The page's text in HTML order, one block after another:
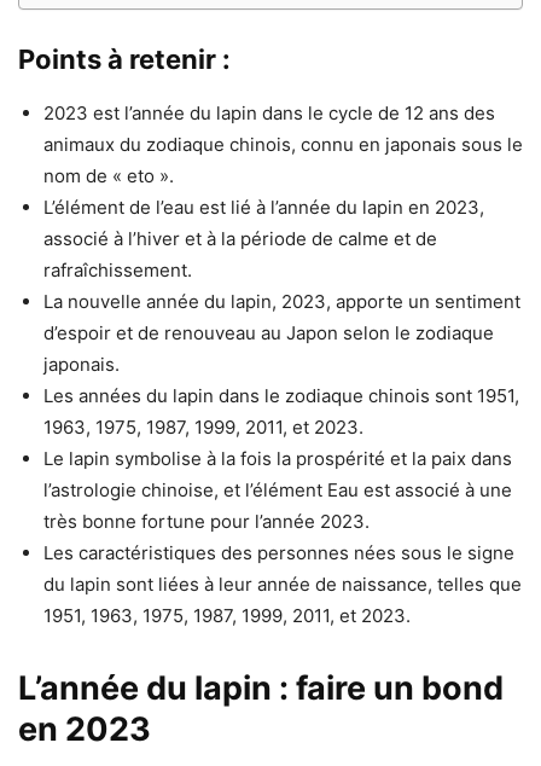
Points à retenir :
2023 est l’année du lapin dans le cycle de 12 ans des
animaux du zodiaque chinois, connu en japonais sous le
nom de « eto ».
L’élément de l’eau est lié à l’année du lapin en 2023,
associé à l’hiver et à la période de calme et de
rafraîchissement.
La nouvelle année du lapin, 2023, apporte un sentiment
d’espoir et de renouveau au Japon selon le zodiaque
japonais.
Les années du lapin dans le zodiaque chinois sont 1951,
1963, 1975, 1987, 1999, 2011, et 2023.
Le lapin symbolise à la fois la prospérité et la paix dans
l’astrologie chinoise, et l’élément Eau est associé à une
très bonne fortune pour l’année 2023.
Les caractéristiques des personnes nées sous le signe
du lapin sont liées à leur année de naissance, telles que
1951, 1963, 1975, 1987, 1999, 2011, et 2023.
L’année du lapin : faire un bond
en 2023